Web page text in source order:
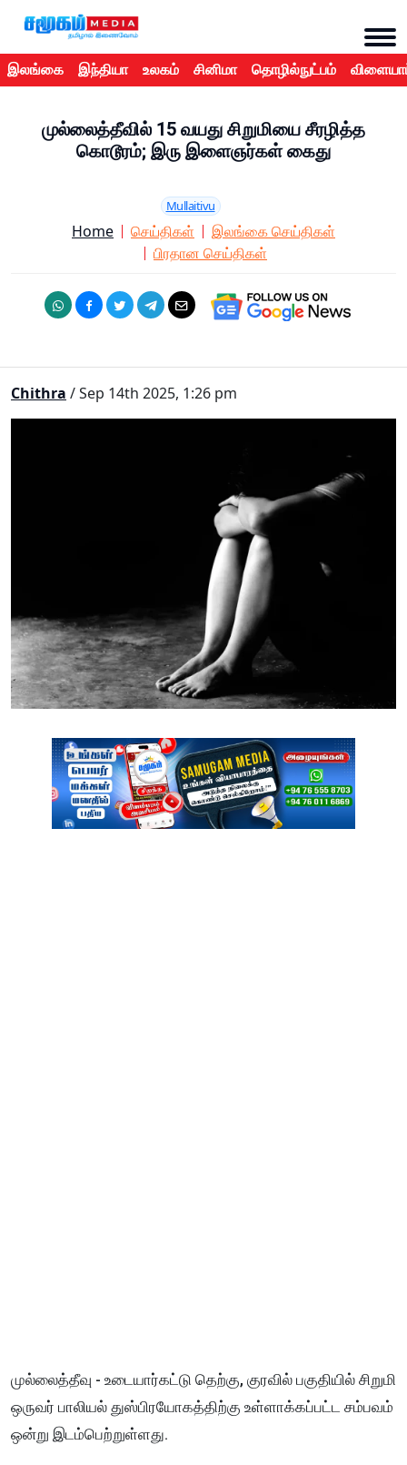
இலங்கை இந்தியா உலகம் சினிமா தொழில்நுட்பம்
முல்லைத்தீவில் 15 வயது சிறுமியை சீரழித்த
கொடூரம்; இரு இளைஞர்கள் கைது
Mullaitivu
Home செய்திகள்
இலங்கை செய்திகள்
பிரதான செய்திகள்
Chithra / Sep 14th 2025, 1:26 pm
முல்லைத்தீவு - உடையார்கட்டு தெற்கு, குரவில் பகுதியில் சிறுமி
ஒருவர் பாலியல் துஸ்பிரயோகத்திற்கு உள்ளாக்கப்பட்ட சம்பவம்
ஒன்று இடம்பெற்றுள்ளது.